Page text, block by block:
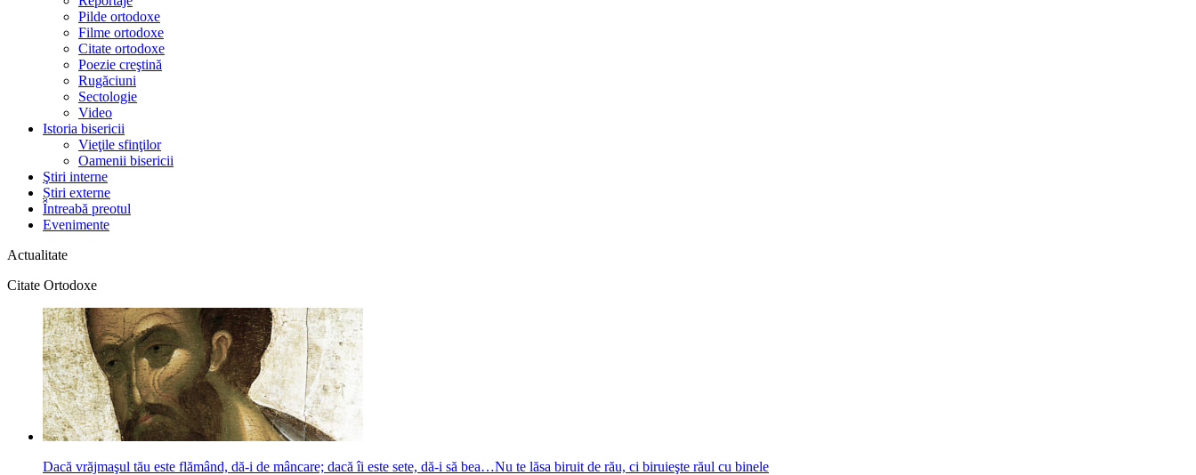
Pilde ortodoxe
Filme ortodoxe
Citate ortodoxe
Poezie creştină
Rugăciuni
Sectologie
Video
Istoria bisericii
Vieţile sfinţilor
Oamenii bisericii
Ştiri interne
Știri externe
Întreabă preotul
Evenimente
Actualitate
Citate Ortodoxe
Dacă vrăjmaşul tău este flămând, dă-i de mâncare; dacă îi este sete, dă-i să bea…Nu te lăsa biruit de rău, ci biruieşte răul cu binele